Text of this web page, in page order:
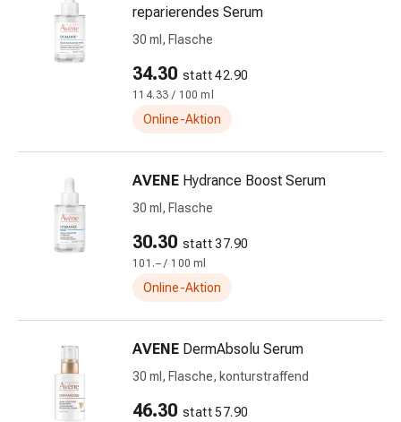
kleber
Ziehsalbe
Tupfer
Augen
Ohrenbeschwerden
Augentropfen
Augenentzündungen
Augenverbände
Augenhygiene
&
Kreislauf
Herztherapie
Strümpfe
reparierendes Serum
30 ml, Flasche
34.30 statt 42.90
114.33 / 100 ml
Online-Aktion
AVENE Hydrance Boost Serum
30 ml, Flasche
30.30 statt 37.90
101.– / 100 ml
Online-Aktion
AVENE DermAbsolu Serum
30 ml, Flasche, konturstraffend
46.30 statt 57.90